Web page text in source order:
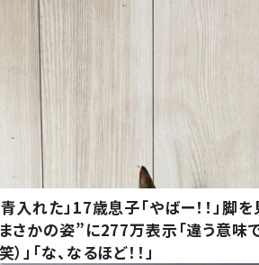
入れた」17歳息子「やばー！！」脚
さかの姿”に277万表示「違う意味
）」「な、なるほど！！」